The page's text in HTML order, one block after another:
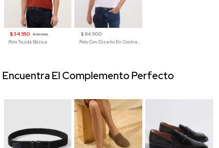
$ 34.950 $ 69.900
Polo Tejida Básica
$ 84.900
Polo Con Diseño En Contraste
Encuentra El Complemento Perfecto